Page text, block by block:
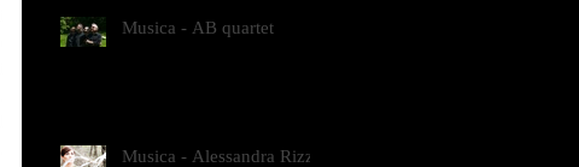
Musica - AB quartet
Musica - Alessandra Rizzo